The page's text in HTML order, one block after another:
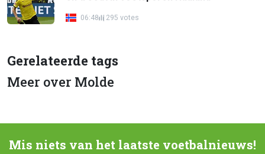
06:48 295 votes
Gerelateerde tags
Meer over Molde
Mis niets van het laatste voetbalnieuws!